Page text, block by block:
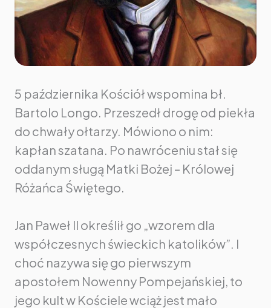
5 października Kościół wspomina bł.
Bartolo Longo. Przeszedł drogę od piekła
do chwały ołtarzy. Mówiono o nim:
kapłan szatana. Po nawróceniu stał się
oddanym sługą Matki Bożej – Królowej
Różańca Świętego.
Jan Paweł II określił go „wzorem dla
współczesnych świeckich katolików”. I
choć nazywa się go pierwszym
apostołem Nowenny Pompejańskiej, to
jego kult w Kościele wciąż jest mało